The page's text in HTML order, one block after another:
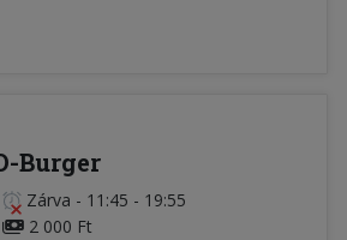
Burger
Zárva - 11:45 - 19:55
2 000 Ft